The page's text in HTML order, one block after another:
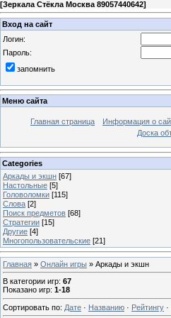
[Зеркала Стёкла Москва 89057440642]
Вход на сайт
Логин:
Пароль:
запомнить
Меню сайта
Главная страница Информация о
Доска
Categories
Аркады и экшн [67]
Настольные [5]
Головоломки [115]
Слова [2]
Поиск предметов [68]
Стратегии [15]
Другие [4]
Многопользовательские [21]
Главная » Онлайн игры » Аркады и экшн
В категории игр: 67
Показано игр: 1-18
Сортировать по: Дате · Названию · Рейтингу ·